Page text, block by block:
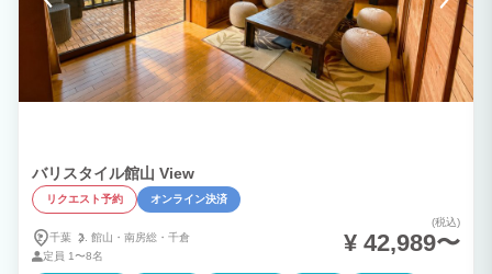
バリスタイル館山 View
リクエスト予約 オンライン決済
千葉 館山・ 南房総・ 千倉
定員 1〜8名
(税込)
¥ 42,989〜